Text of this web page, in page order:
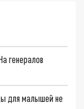
генералов
для малышей не